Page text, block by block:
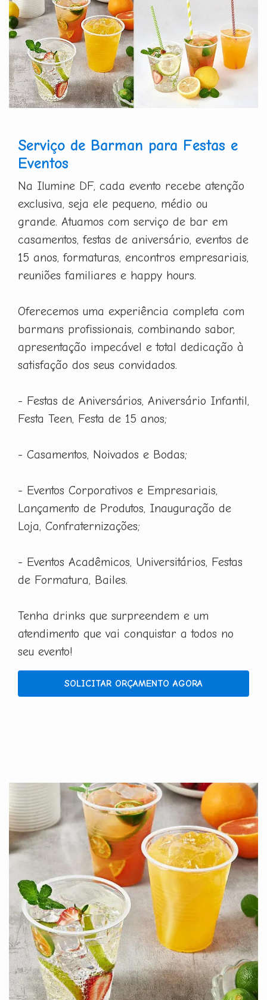
Serviço de Barman para Festas e
Eventos
Na Ilumine DF, cada evento recebe atenção
exclusiva, seja ele pequeno, médio ou
grande. Atuamos com serviço de bar em
casamentos, festas de aniversário, eventos de
15 anos, formaturas, encontros empresariais,
reuniões familiares e happy hours.
Oferecemos uma experiência completa com
barmans profissionais, combinando sabor,
apresentação impecável e total dedicação à
satisfação dos seus convidados.
- Festas de Aniversários, Aniversário Infantil,
Festa Teen, Festa de 15 anos;
- Casamentos, Noivados e Bodas;
- Eventos Corporativos e Empresariais,
Lançamento de Produtos, Inauguração de
Loja, Confraternizações;
- Eventos Acadêmicos, Universitários, Festas
de Formatura, Bailes.
Tenha drinks que surpreendem e um
atendimento que vai conquistar a todos no
seu evento!
SOLICITAR ORÇAMENTO AGORA